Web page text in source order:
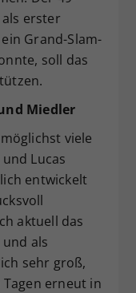
erster
Grand-Slam-
soll das
Miedler
viele
Lucas
entwickelt
aktuell das
als
sehr groß,
erneut in